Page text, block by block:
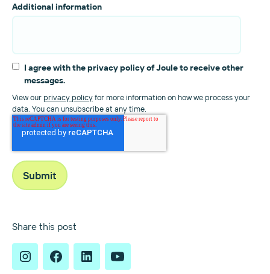
Additional information
I agree with the privacy policy of Joule to receive other
messages.
View our privacy policyfor more information on how we process your
data. You can unsubscribe at any time.
Share this post